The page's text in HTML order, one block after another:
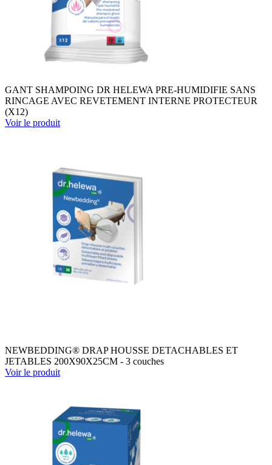
GANT SHAMPOING DR HELEWA PRE-HUMIDIFIE SANS
RINCAGE AVEC REVETEMENT INTERNE PROTECTEUR
(X12)
Voir le produit
NEWBEDDING® DRAP HOUSSE DETACHABLES ET
JETABLES 200X90X25CM - 3 couches
Voir le produit